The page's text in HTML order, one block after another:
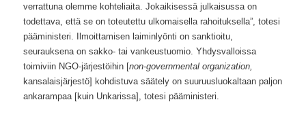
verrattuna olemme kohteliaita. Jokaikisessä julkaisussa on
todettava, että se on toteutettu ulkomaisella rahoituksella”, totesi
pääministeri. Ilmoittamisen laiminlyönti on sanktioitu,
seurauksena on sakko- tai vankeustuomio. Yhdysvalloissa
toimiviin NGO-järjestöihin [non-governmental organization,
kansalaisjärjestö] kohdistuva säätely on suuruusluokaltaan paljon
ankarampaa [kuin Unkarissa], totesi pääministeri.